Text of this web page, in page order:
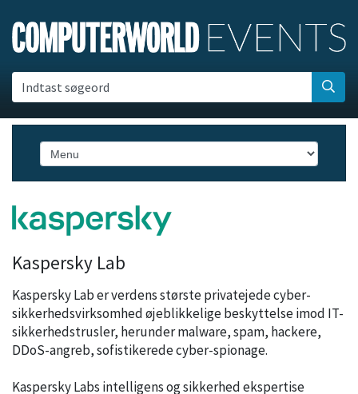
Indtast søgeord
Kaspersky Lab
Kaspersky Lab er verdens største privatejede cyber-
sikkerhedsvirksomhed øjeblikkelige beskyttelse imod IT-
sikkerhedstrusler, herunder malware, spam, hackere,
DDoS-angreb, sofistikerede cyber-spionage.
Kaspersky Labs intelligens og sikkerhed ekspertise